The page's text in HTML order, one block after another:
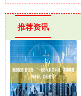
推荐资讯